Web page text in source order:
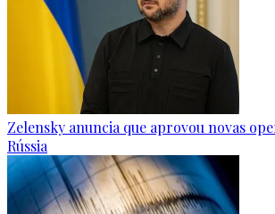
Zelensky anuncia que aprovou novas
Rússia